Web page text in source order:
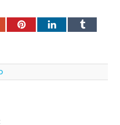
PinterestLinkedInTumblr